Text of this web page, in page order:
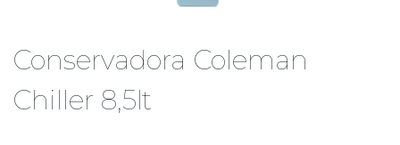
Conservadora Coleman
Chiller 8,5lt